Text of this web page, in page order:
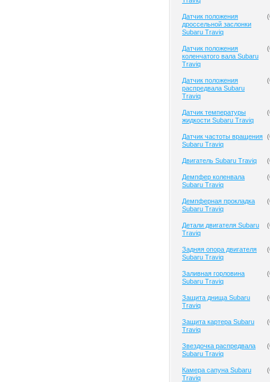
Датчик положения
дроссельной заслонки
Subaru Traviq
(
Датчик положения
коленчатого вала Subaru
Traviq
(
Датчик положения
распредвала Subaru
Traviq
(
Датчик температуры
жидкости Subaru Traviq
(
Датчик частоты вращения
Subaru Traviq
(
Двигатель Subaru Traviq (
Демпфер коленвала
Subaru Traviq
(
Демпферная прокладка
Subaru Traviq
(
Детали двигателя Subaru
Traviq
(
Задняя опора двигателя
Subaru Traviq
(
Заливная горловина
Subaru Traviq
(
Защита днища Subaru
Traviq
(
Защита картера Subaru
Traviq
(
Звездочка распредвала
Subaru Traviq
(
Камера сапуна Subaru
Traviq
(